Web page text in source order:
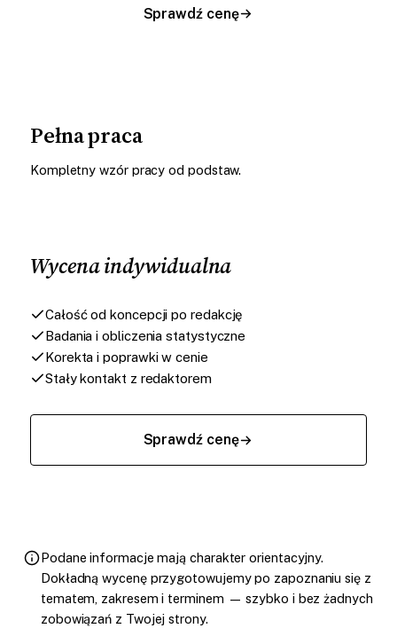
Sprawdź cenę
Pełna praca
Kompletny wzór pracy od podstaw.
Wycena indywidualna
Całość od koncepcji po redakcję
Badania i obliczenia statystyczne
Korekta i poprawki w cenie
Stały kontakt z redaktorem
Sprawdź cenę
Podane informacje mają charakter orientacyjny.
Dokładną wycenę przygotowujemy po zapoznaniu się z
tematem, zakresem i terminem — szybko i bez żadnych
zobowiązań z Twojej strony.